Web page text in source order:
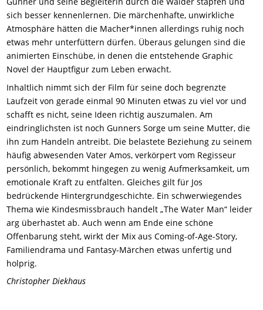
sich besser kennenlernen. Die märchenhafte, unwirkliche
Atmosphäre hätten die Macher*innen allerdings ruhig noch
etwas mehr unterfüttern dürfen. Überaus gelungen sind die
animierten Einschübe, in denen die entstehende Graphic
Novel der Hauptfigur zum Leben erwacht.
Inhaltlich nimmt sich der Film für seine doch begrenzte
Laufzeit von gerade einmal 90 Minuten etwas zu viel vor und
schafft es nicht, seine Ideen richtig auszumalen. Am
eindringlichsten ist noch Gunners Sorge um seine Mutter, die
ihn zum Handeln antreibt. Die belastete Beziehung zu seinem
häufig abwesenden Vater Amos, verkörpert vom Regisseur
persönlich, bekommt hingegen zu wenig Aufmerksamkeit, um
emotionale Kraft zu entfalten. Gleiches gilt für Jos
bedrückende Hintergrundgeschichte. Ein schwerwiegendes
Thema wie Kindesmissbrauch handelt „The Water Man“ leider
arg überhastet ab. Auch wenn am Ende eine schöne
Offenbarung steht, wirkt der Mix aus Coming-of-Age-Story,
Familiendrama und Fantasy-Märchen etwas unfertig und
holprig.
Christopher Diekhaus